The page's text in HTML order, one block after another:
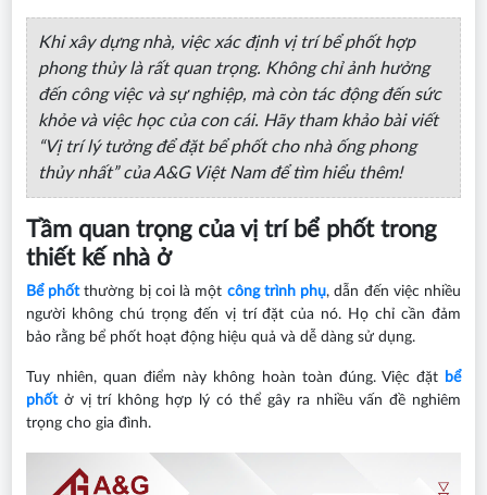
Khi xây dựng nhà, việc xác định vị trí bể phốt hợp
phong thủy là rất quan trọng. Không chỉ ảnh hưởng
đến công việc và sự nghiệp, mà còn tác động đến sức
khỏe và việc học của con cái. Hãy tham khảo bài viết
“Vị trí lý tưởng để đặt bể phốt cho nhà ống phong
thủy nhất” của A&G Việt Nam để tìm hiểu thêm!
Tầm quan trọng của vị trí bể phốt trong
thiết kế nhà ở
Bể phốtthường bị coi là một công trình phụ, dẫn đến việc nhiều
người không chú trọng đến vị trí đặt của nó. Họ chỉ cần đảm
bảo rằng bể phốt hoạt động hiệu quả và dễ dàng sử dụng.
Tuy nhiên, quan điểm này không hoàn toàn đúng. Việc đặt bể
phốt ở vị trí không hợp lý có thể gây ra nhiều vấn đề nghiêm
trọng cho gia đình.